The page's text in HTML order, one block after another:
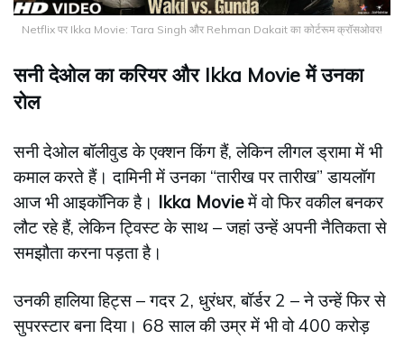
Netflix पर Ikka Movie: Tara Singh और Rehman Dakait का कोर्टरूम क्रॉसओवर!
सनी देओल का करियर और Ikka Movie में उनका
रोल
सनी देओल बॉलीवुड के एक्शन किंग हैं, लेकिन लीगल ड्रामा में भी
कमाल करते हैं। दामिनी में उनका “तारीख पर तारीख” डायलॉग
आज भी आइकॉनिक है। Ikka Movieमें वो फिर वकील बनकर
लौट रहे हैं, लेकिन ट्विस्ट के साथ – जहां उन्हें अपनी नैतिकता से
समझौता करना पड़ता है।
उनकी हालिया हिट्स – गदर 2, धुरंधर, बॉर्डर 2 – ने उन्हें फिर से
सुपरस्टार बना दिया। 68 साल की उम्र में भी वो 400 करोड़